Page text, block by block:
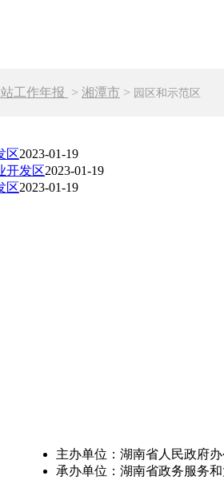
工作年报 > 湘潭市 > 园区和示范区
区2023-01-19
开发区2023-01-19
区2023-01-19
主办单位：湖南省人民政府
承办单位：湖南省政务服务